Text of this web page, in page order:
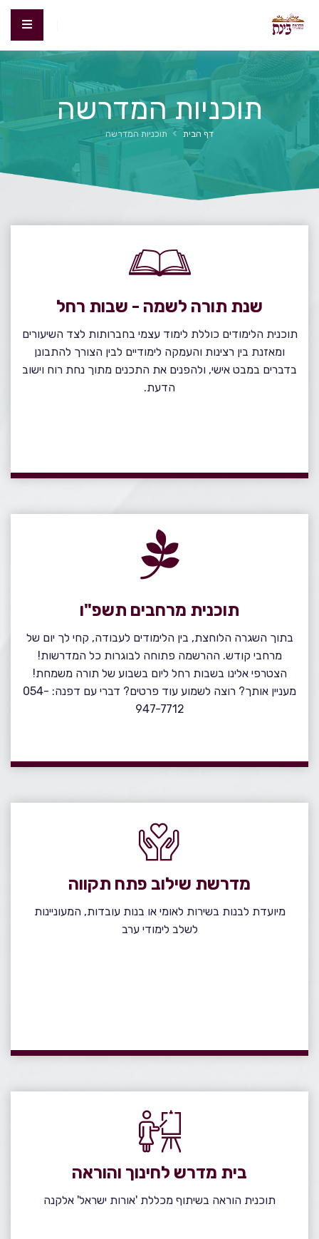
תוכניות המדרשה
דף הבית תוכניות המדרשה
שנת תורה לשמה - שבות רחל
תוכנית הלימודים כוללת לימוד עצמי בחברותות לצד השיעורים
ומאזנת בין רצינות והעמקה לימודיים לבין הצורך להתבונן
בדברים במבט אישי, ולהפנים את התכנים מתוך נחת רוח וישוב
הדעת.
תוכנית מרחבים תשפ"ו
בתוך השגרה הלוחצת, בין הלימודים לעבודה, קחי לך יום של
מרחבי קודש. ההרשמה פתוחה לבוגרות כל המדרשות!
הצטרפי אלינו בשבות רחל ליום בשבוע של תורה משמחת!
מעניין אותך? רוצה לשמוע עוד פרטים? דברי עם דפנה: 054-
947-7712​
מדרשת שילוב פתח תקווה
מיועדת לבנות בשירות לאומי או בנות עובדות, המעוניינות
לשלב לימודי ערב
בית מדרש לחינוך והוראה
תוכנית הוראה בשיתוף מכללת 'אורות ישראל' אלקנה